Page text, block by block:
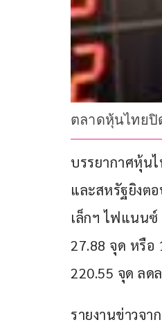
ตลาดหุ้นไทยปิ
บรรยากาศหุ้น
และสหรัฐยิงต
เล็กฯ ไฟแนนซ์
27.88 จุด หรื
220.55 จุด ล
รายงานข่าวจ